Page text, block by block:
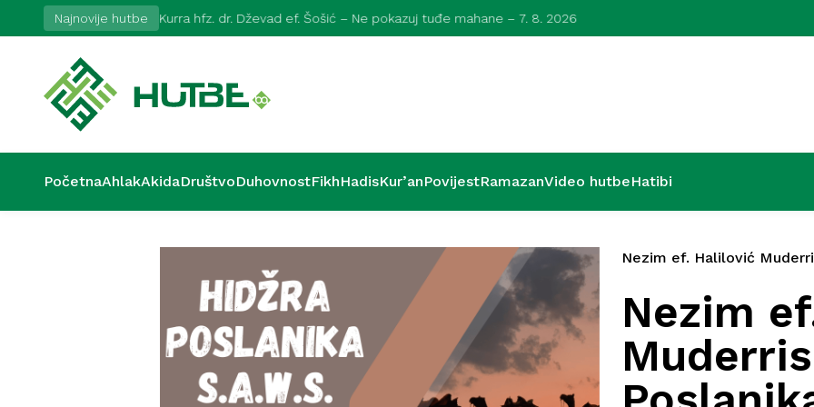
Najnovije hutbe Kurra hfz. dr. Dževad ef. Šošić – Ne pokazuj tuđe mahane – 7. 8. 2026 Kurra hfz.
PočetnaAhlakAkidaDruštvoDuhovnostFikhHadisKur’anPovijestRamazanVideo hutbeHatibi
Nezim ef. Halilović
Nezim